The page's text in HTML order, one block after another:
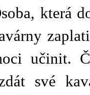
která
učinit.
své